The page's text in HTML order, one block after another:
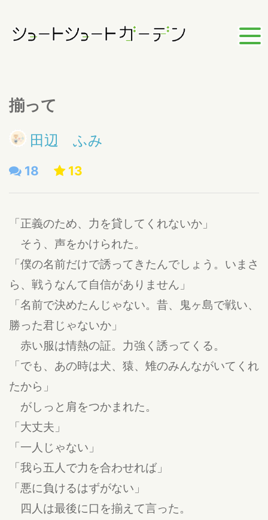
揃って
田辺 ふみ
18 13
「正義のため、力を貸してくれないか」
そう、声をかけられた。
「僕の名前だけで誘ってきたんでしょう。いまさ
ら、戦うなんて自信がありません」
「名前で決めたんじゃない。昔、鬼ヶ島で戦い、
勝った君じゃないか」
赤い服は情熱の証。力強く誘ってくる。
「でも、あの時は犬、猿、雉のみんながいてくれ
たから」
がしっと肩をつかまれた。
「大丈夫」
「一人じゃない」
「我ら五人で力を合わせれば」
「悪に負けるはずがない」
四人は最後に口を揃えて言った。